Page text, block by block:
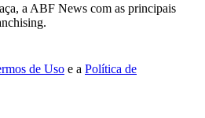
a ABF News com as principais
de Uso e a Política de